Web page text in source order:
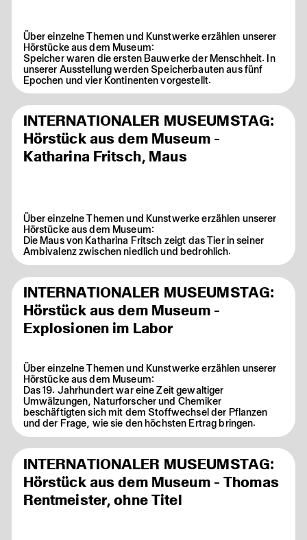
Über einzelne Themen und Kunstwerke erzählen unserer
Hörstücke aus dem Museum:
Speicher waren die ersten Bauwerke der Menschheit. In
unserer Ausstellung werden Speicherbauten aus fünf
Epochen und vier Kontinenten vorgestellt.
INTERNATIONALER MUSEUMSTAG:
Hörstück aus dem Museum -
Katharina Fritsch, Maus
Über einzelne Themen und Kunstwerke erzählen unserer
Hörstücke aus dem Museum:
Die Maus von Katharina Fritsch zeigt das Tier in seiner
Ambivalenz zwischen niedlich und bedrohlich.
INTERNATIONALER MUSEUMSTAG:
Hörstück aus dem Museum -
Explosionen im Labor
Über einzelne Themen und Kunstwerke erzählen unserer
Hörstücke aus dem Museum:
Das 19. Jahrhundert war eine Zeit gewaltiger
Umwälzungen, Naturforscher und Chemiker
beschäftigten sich mit dem Stoffwechsel der Pflanzen
und der Frage, wie sie den höchsten Ertrag bringen.
INTERNATIONALER MUSEUMSTAG:
Hörstück aus dem Museum - Thomas
Rentmeister, ohne Titel